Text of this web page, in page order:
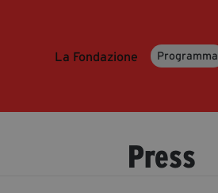
La Fondazione Programma
Press